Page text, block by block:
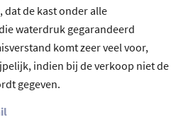
dat de kast onder alle
waterdruk gegarandeerd
komt zeer veel voor,
indien bij de verkoop niet de
gegeven.